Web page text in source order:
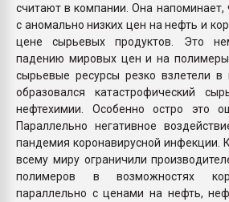
считают в компании. Она напоминает,
с аномально низких цен на нефть и
цене сырьевых продуктов. Это
падению мировых цен и на
сырьевые ресурсы резко взлетели в
образовался катастрофический
нефтехимии. Особенно остро это
Параллельно негативное
пандемия коронавирусной инфекции.
всему миру ограничили
полимеров в возможностях
параллельно с ценами на нефть,